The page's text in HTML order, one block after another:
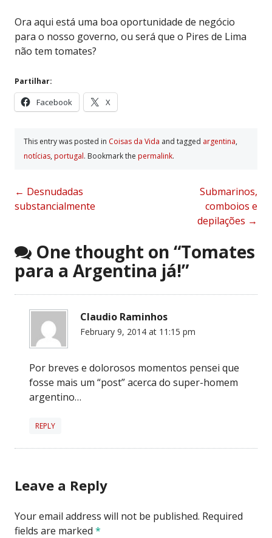
Ora aqui está uma boa oportunidade de negócio
para o nosso governo, ou será que o Pires de Lima
não tem tomates?
Partilhar:
Facebook X
This entry was posted in Coisas da Vida and tagged argentina,
notí­cias, portugal. Bookmark the permalink.
Post
navigation
← Desnudadas
substancialmente
Submarinos,
comboios e
depilações →
One thought on “Tomates
para a Argentina já!”
Claudio Raminhos
February 9, 2014 at 11:15 pm
Por breves e dolorosos momentos pensei que
fosse mais um “post” acerca do super-homem
argentino…
REPLY
Leave a Reply
Your email address will not be published. Required
fields are marked *